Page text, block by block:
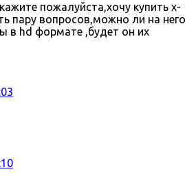
пожалуйста,хочу купить x-
пару вопросов,можно ли на него
в hd формате ,будет он их